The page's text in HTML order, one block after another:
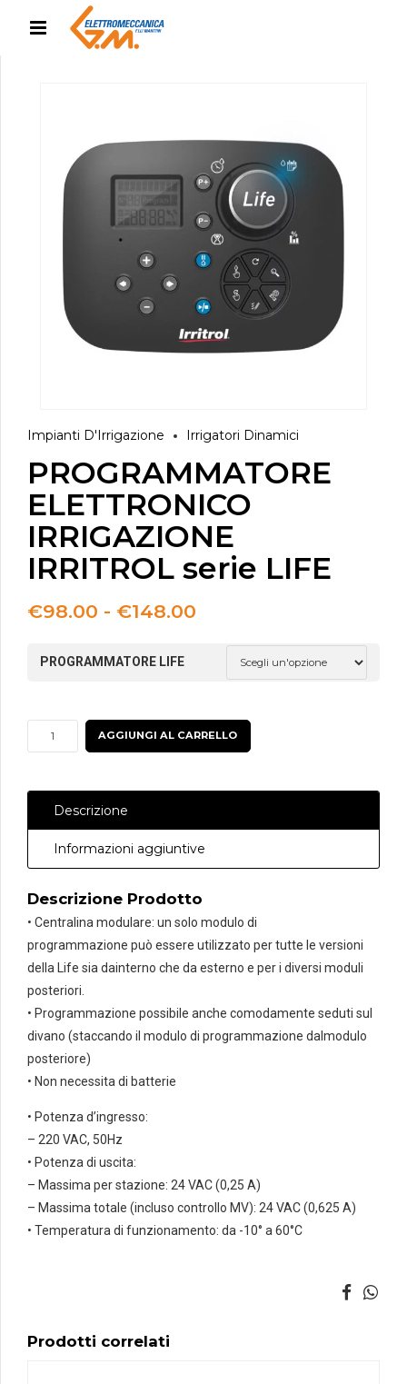
Impianti D'Irrigazione Irrigatori Dinamici
PROGRAMMATORE
ELETTRONICO
IRRIGAZIONE
IRRITROL serie LIFE
€98.00 - €148.00
prezzo:
€98.00
€148.00
PROGRAMMATORE LIFE
PROGRAMMATORE
ELETTRONICO
IRRITROL
quantità
AGGIUNGI AL CARRELLO
Descrizione
Informazioni aggiuntive
Descrizione Prodotto
• Centralina modulare: un solo modulo di
programmazione può essere utilizzato per tutte le versioni
della Life sia dainterno che da esterno e per i diversi moduli
posteriori.
• Programmazione possibile anche comodamente seduti sul
divano (staccando il modulo di programmazione dalmodulo
posteriore)
• Non necessita di batterie
• Potenza d’ingresso:
– 220 VAC, 50Hz
• Potenza di uscita:
– Massima per stazione: 24 VAC (0,25 A)
– Massima totale (incluso controllo MV): 24 VAC (0,625 A)
• Temperatura di funzionamento: da -10° a 60°C
Prodotti correlati